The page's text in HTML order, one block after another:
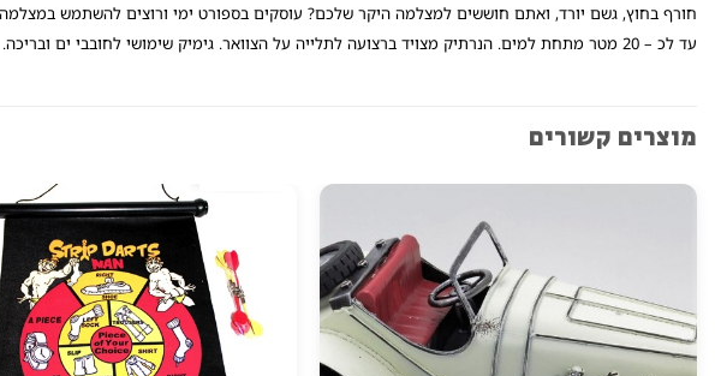
חורף בחוץ, גשם יורד, ואתם חוששים למצלמה היקר שלכם? עוסקים בספורט ימי ורוצים להשתמש
עד לכ – 20 מטר מתחת למים. הנרתיק מצויד ברצועה לתלייה על הצוואר. גימיק שימושי לחובבי ים ובריכה.
מוצרים קשורים